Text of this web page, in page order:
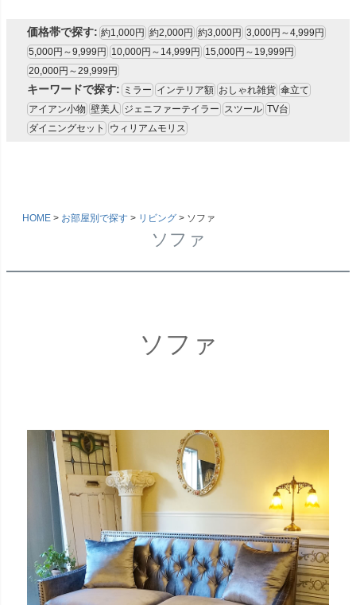
価格帯で探す: 約1,000円 約2,000円 約3,000円 3,000円～4,999円
5,000円～9,999円
10,000円～14,999円
15,000円～19,999円
20,000円～29,999円
キーワードで探す: ミラー インテリア額 おしゃれ雑貨 傘立て
アイアン小物 壁美人 ジェニファーテイラー スツール TV台
ダイニングセット
ウィリアムモリス
HOME お部屋別で探す リビング ソファ
ソファ
ソファ
価格
〜
家具のカラー
ブラウン色
ウォールナット色
ホワイト色
マホガニー色